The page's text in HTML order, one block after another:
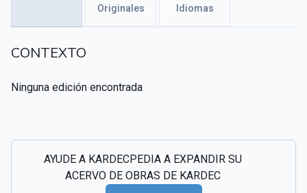
Textos citados en El libro de los médiums
espiritismo
Originales
Idiomas
CONTEXTO
Ninguna edición encontrada
AYUDE A KARDECPEDIA A EXPANDIR SU
ACERVO DE OBRAS DE KARDEC